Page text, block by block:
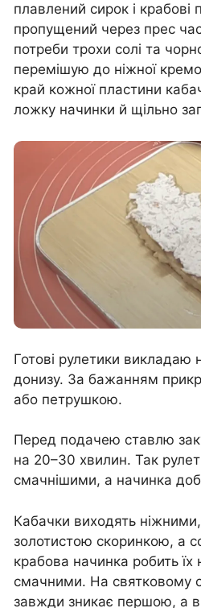
плавлений сирок і
пропущений через прес
потреби трохи солі та
перемішую до ніжної
край кожної пластини
ложку начинки й щільно
Готові рулетики викладаю
донизу. За бажанням
або петрушкою.
Перед подачею ставлю
на 20–30 хвилин. Так
смачнішими, а начинка
Кабачки виходять
золотистою скоринкою, а
крабова начинка робить їх
смачними. На святковому
завжди зникає першою, а в